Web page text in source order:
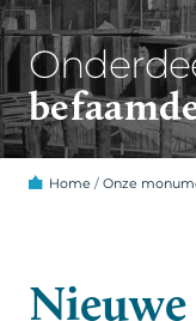
Home /Onze